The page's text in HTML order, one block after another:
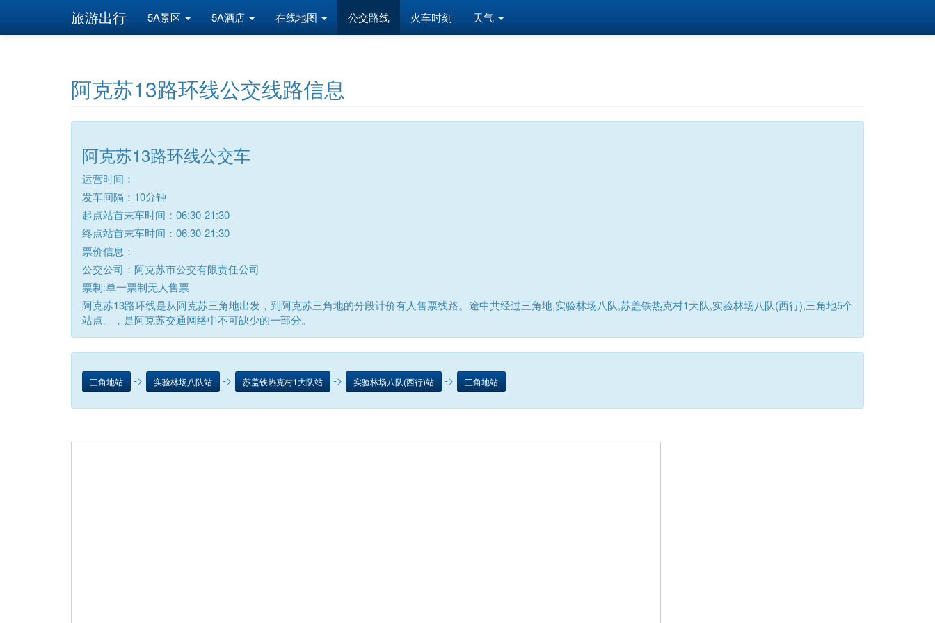
旅游出行 5A景区 5A酒店 在线地图 公交路线 火车时刻 天气
阿克苏13路环线公交线路信息
阿克苏13路环线公交车
运营时间：
发车间隔：10分钟
起点站首末车时间：06:30-21:30
终点站首末车时间：06:30-21:30
票价信息：
公交公司：阿克苏市公交有限责任公司
票制:单一票制无人售票
阿克苏13路环线是从阿克苏三角地出发，到阿克苏三角地的分段计价有人售票线路。途中共经过三角地,实验林场八队,苏盖铁热克村1大队,实验林场八队(西行),三角地5个
站点。，是阿克苏交通网络中不可缺少的一部分。
三角地站 -> 实验林场八队站 -> 苏盖铁热克村1大队站 -> 实验林场八队(西行)站 -> 三角地站